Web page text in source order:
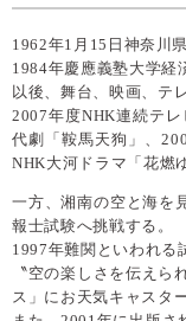
1962年1月15日神奈川
1984年慶應義塾大学経
以後、舞台、映画、テ
2007年度NHK連続テ
代劇「鞍馬天狗」、
NHK大河ドラマ「花燃
一方、湘南の空と海を
報士試験へ挑戦する。
1997年難関といわれる
〝空の楽しさを伝えら
ス」にお天気キャスタ